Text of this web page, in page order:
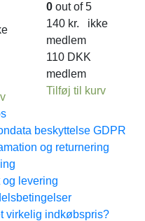
0out of 5
140 kr. ikke
medlem
110 DKK
medlem
Tilføj til kurv
beskyttelse GDPR
og returnering
og levering
virkelig indkøbspris?